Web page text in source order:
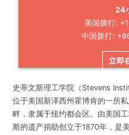
24
美国拨打:
中国拨打:
立即
史蒂文斯理工学院（Stevens
位于美国新泽西州霍博肯的一所
畔，隶属于纽约都会区。由美国
斯的遗产捐助创立于1870年，是